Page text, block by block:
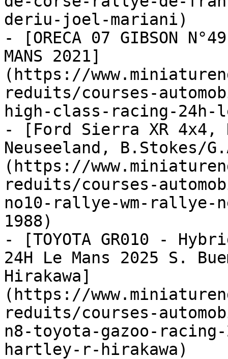
deriu-joel-mariani)
- [ORECA 07 GIBSON
MANS 2021]
(https://
reduits/courses-
high-class-racing-24h-
- [Ford Sierra XR 4x4,
Neuseeland, B.Stokes/
(https://
reduits/courses-
no10-rallye-wm-rallye-
1988)
- [TOYOTA GR010 - Hybrid
24H Le Mans 2025 S.
Hirakawa]
(https://
reduits/courses-
n8-toyota-gazoo-
hartley-r-hirakawa)